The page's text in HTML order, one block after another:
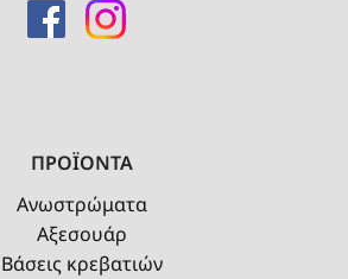
ΠΡΟΪΟΝΤΑ
Ανωστρώματα
Αξεσουάρ
Βάσεις κρεβατιών